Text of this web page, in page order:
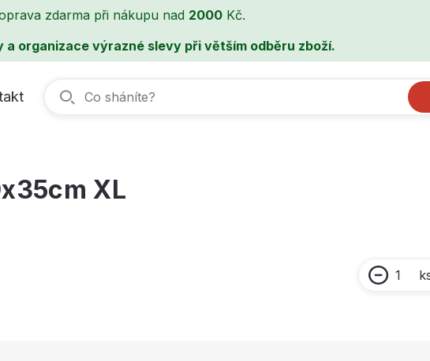
zdarma při nákupu nad 2000 Kč.
a organizace výrazné slevy při větším odběru zboží.
XL